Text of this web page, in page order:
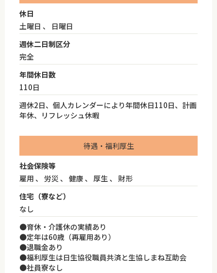
休日
土曜日 、 日曜日
週休二日制区分
完全
年間休日数
110日
週休2日、個人カレンダーにより年間休日110日、計画
年休、リフレッシュ休暇
待遇・福利厚生
社会保険等
雇用 、 労災 、 健康 、 厚生 、 財形
住宅（寮など）
なし
●育休・介護休の実績あり
●定年は60歳（再雇用あり）
●退職金あり
●福利厚生は日生協役職員共済と生協しまね互助会
●社員寮なし